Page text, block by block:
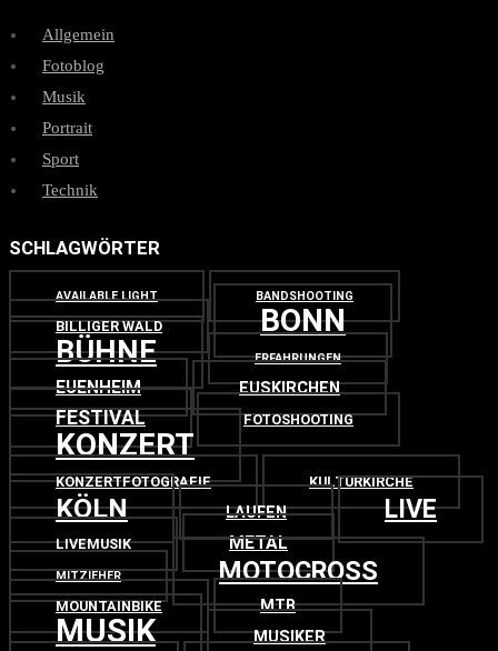
Allgemein
Fotoblog
Musik
Portrait
Sport
Technik
SCHLAGWÖRTER
AVAILABLE LIGHT BANDSHOOTING
BILLIGER WALD BONN
BÜHNE ERFAHRUNGEN
EUENHEIM EUSKIRCHEN
FESTIVAL FOTOSHOOTING
KONZERT
KONZERTFOTOGRAFIE KULTURKIRCHE
KÖLN LAUFEN LIVE
LIVEMUSIK METAL
MITZIEHER MOTOCROSS
MOUNTAINBIKE MTB
MUSIK MUSIKER